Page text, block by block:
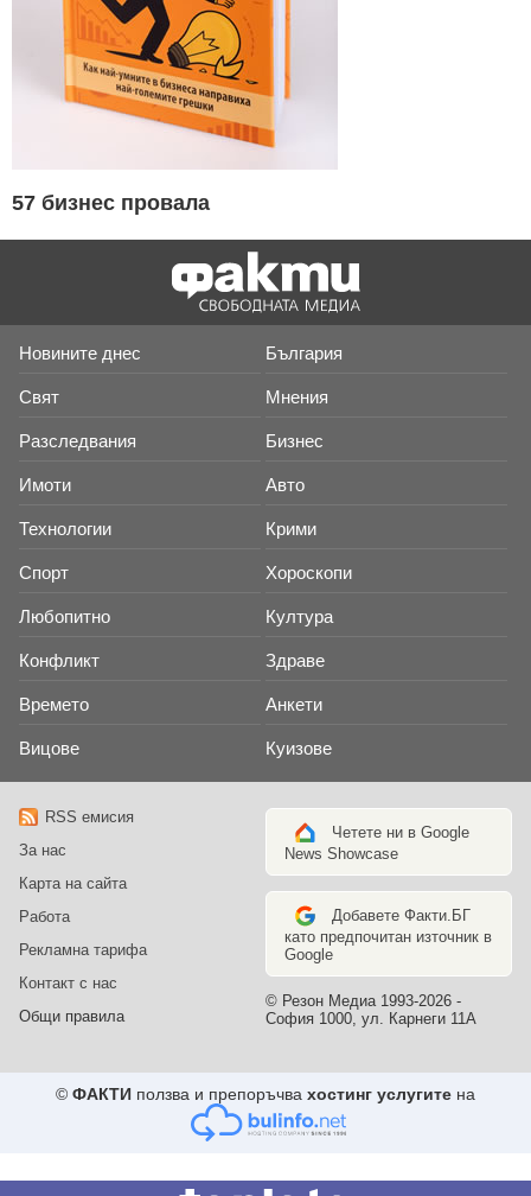
57 бизнес провала
Новините днес България
Свят Мнения
Разследвания Бизнес
Имоти Авто
Технологии Крими
Спорт Хороскопи
Любопитно Култура
Конфликт Здраве
Времето Анкети
Вицове Куизове
RSS емисия
За нас
Карта на сайта
Работа
Рекламна тарифа
Контакт с нас
Общи правила
Четете ни в Google
News Showcase
Добавете Факти.БГ
като предпочитан източник в
Google
© Резон Медиа 1993-2026 -
София 1000, ул. Карнеги 11А
© ФАКТИ ползва и препоръчва хостинг услугите на